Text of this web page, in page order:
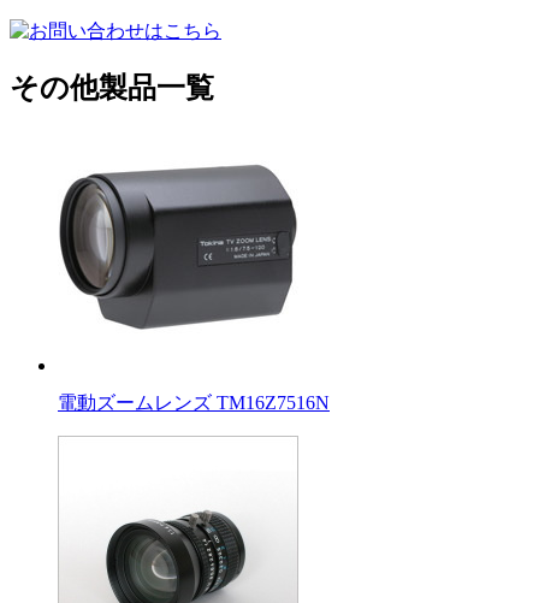
その他製品一覧
電動ズームレンズ TM16Z7516N